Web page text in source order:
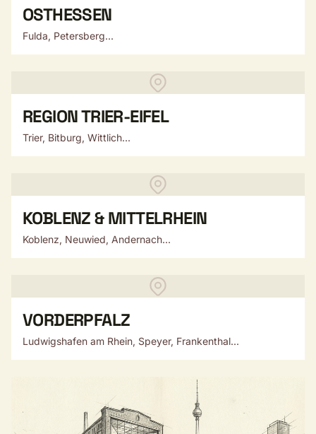
OSTHESSEN
Fulda, Petersberg...
REGION TRIER-EIFEL
Trier, Bitburg, Wittlich...
KOBLENZ & MITTELRHEIN
Koblenz, Neuwied, Andernach...
VORDERPFALZ
Ludwigshafen am Rhein, Speyer, Frankenthal...